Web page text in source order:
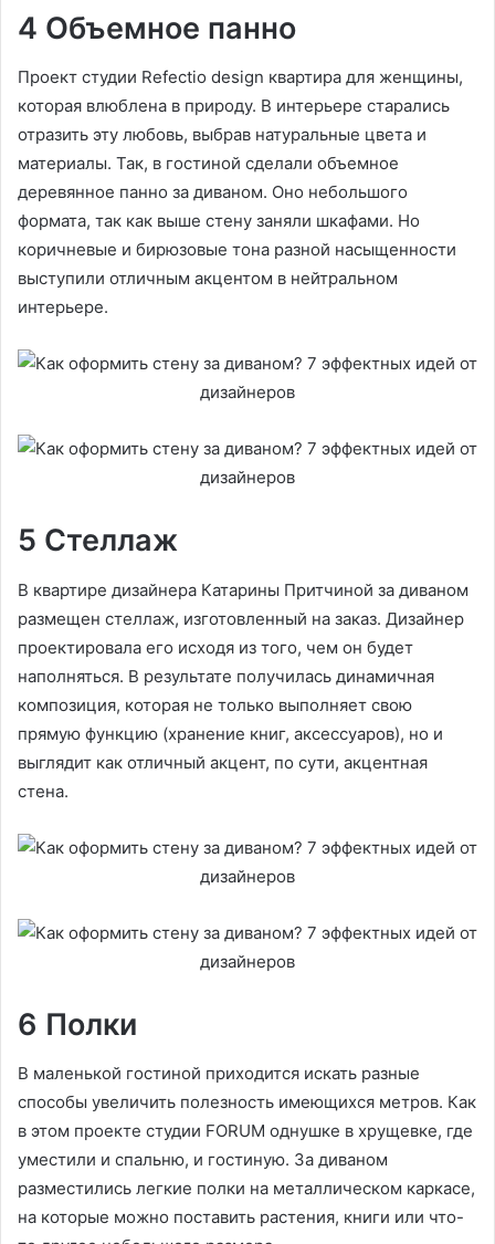
4 Объемное панно
Проект студии Refectio design квартира для женщины,
которая влюблена в природу. В интерьере старались
отразить эту любовь, выбрав натуральные цвета и
материалы. Так, в гостиной сделали объемное
деревянное панно за диваном. Оно небольшого
формата, так как выше стену заняли шкафами. Но
коричневые и бирюзовые тона разной насыщенности
выступили отличным акцентом в нейтральном
интерьере.
5 Стеллаж
В квартире дизайнера Катарины Притчиной за диваном
размещен стеллаж, изготовленный на заказ. Дизайнер
проектировала его исходя из того, чем он будет
наполняться. В результате получилась динамичная
композиция, которая не только выполняет свою
прямую функцию (хранение книг, аксессуаров), но и
выглядит как отличный акцент, по сути, акцентная
стена.
6 Полки
В маленькой гостиной приходится искать разные
способы увеличить полезность имеющихся метров. Как
в этом проекте студии FORUM однушке в хрущевке, где
уместили и спальню, и гостиную. За диваном
разместились легкие полки на металлическом каркасе,
на которые можно поставить растения, книги или что-